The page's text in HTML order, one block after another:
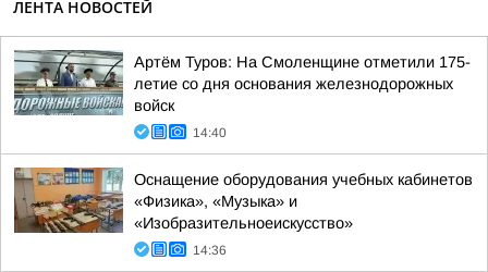
ЛЕНТА НОВОСТЕЙ
Артём Туров: На Смоленщине отметили 175-
летие со дня основания железнодорожных
войск
14:40
Оснащение оборудования учебных кабинетов
«Физика», «Музыка» и
«Изобразительноеискусство»
14:36